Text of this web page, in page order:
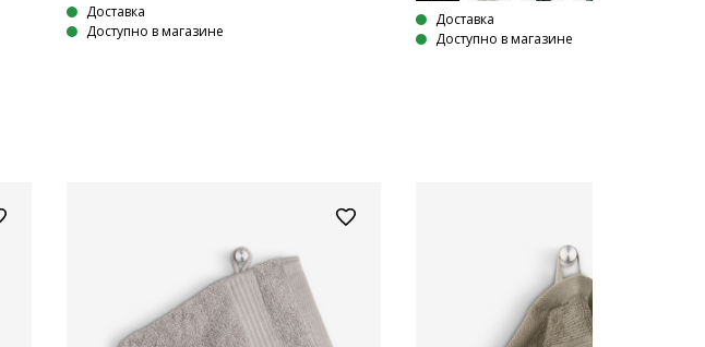
Доставка
Доступно в магазине
Доставка
Доступно в магазине